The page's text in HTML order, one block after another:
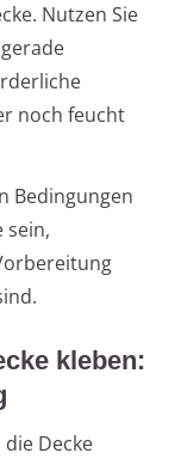
Nutzen Sie
noch feucht
Bedingungen
sein,
kleben:
Decke